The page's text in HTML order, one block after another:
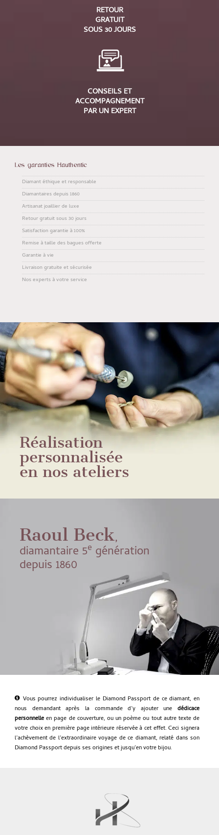
RETOUR
GRATUIT
SOUS 30 JOURS
CONSEILS ET
ACCOMPAGNEMENT
PAR UN EXPERT
Les garanties Hauthentic
Diamant éthique et responsable
Diamantaires depuis 1860
Artisanat joaillier de luxe
Retour gratuit sous 30 jours
Satisfaction garantie à 100%
Remise à taille des bagues offerte
Garantie à vie
Livraison gratuite et sécurisée
Nos experts à votre service
Réalisation
personnalisée
en nos ateliers
Raoul Beck,
diamantaire 5e génération
depuis 1860
Vous pourrez individualiser le Diamond Passport de ce diamant, en
nous demandant après la commande d’y ajouter une dédicace
personnelle en page de couverture, ou un poème ou tout autre texte de
votre choix en première page intérieure réservée à cet effet. Ceci signera
l’achèvement de l’extraordinaire voyage de ce diamant, relaté dans son
Diamond Passport depuis ses origines et jusqu’en votre bijou.